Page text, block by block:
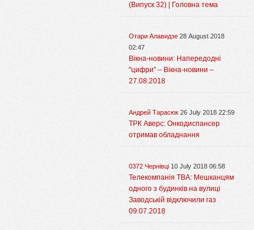
(Випуск 32) | Головна тема
Отари Алавидзе 28 August 2018
02:47
Вікна-новини: Напередодні
"цифри" – Вікна-новини –
27.08.2018
Андрей Тарасюк 26 July 2018 22:59
ТРК Аверс: Онкодиспансер
отримав обладнання
0372 Чернівці 10 July 2018 06:58
Телекомпанія ТВА: Мешканцям
одного з будинків на вулиці
Заводській відключили газ
09.07.2018